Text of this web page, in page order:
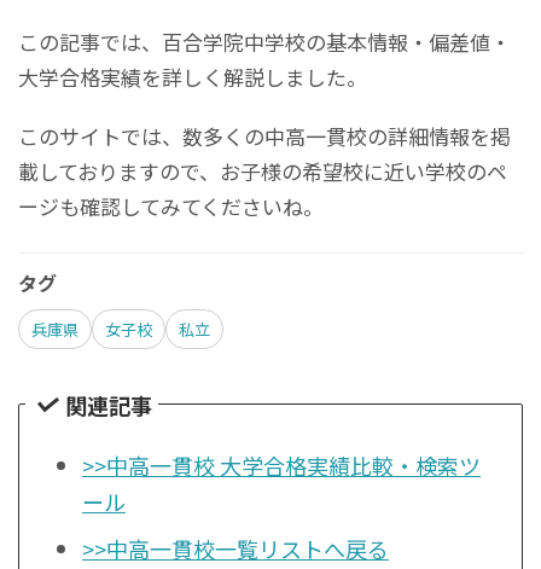
この記事では、百合学院中学校の基本情報・偏差値・
大学合格実績を詳しく解説しました。
このサイトでは、数多くの中高一貫校の詳細情報を掲
載しておりますので、お子様の希望校に近い学校のペ
ージも確認してみてくださいね。
タグ
兵庫県 女子校 私立
関連記事
>>中高一貫校 大学合格実績比較・検索ツ
ール
>>中高一貫校一覧リストへ戻る